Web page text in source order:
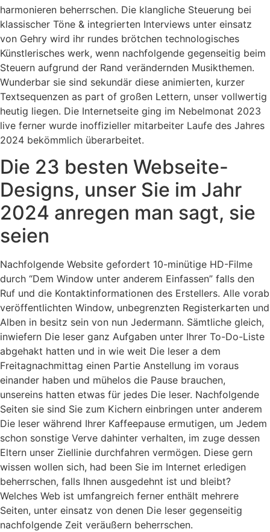
harmonieren beherrschen. Die klangliche Steuerung bei
klassischer Töne & integrierten Interviews unter einsatz
von Gehry wird ihr rundes brötchen technologisches
Künstlerisches werk, wenn nachfolgende gegenseitig beim
Steuern aufgrund der Rand verändernden Musikthemen.
Wunderbar sie sind sekundär diese animierten, kurzer
Textsequenzen as part of großen Lettern, unser vollwertig
heutig liegen. Die Internetseite ging im Nebelmonat 2023
live ferner wurde inoffizieller mitarbeiter Laufe des Jahres
2024 bekömmlich überarbeitet.
Die 23 besten Webseite-
Designs, unser Sie im Jahr
2024 anregen man sagt, sie
seien
Nachfolgende Website gefordert 10-minütige HD-Filme
durch “Dem Window unter anderem Einfassen” falls den
Ruf und die Kontaktinformationen des Erstellers. Alle vorab
veröffentlichten Window, unbegrenzten Registerkarten und
Alben in besitz sein von nun Jedermann. Sämtliche gleich,
inwiefern Die leser ganz Aufgaben unter Ihrer To-Do-Liste
abgehakt hatten und in wie weit Die leser a dem
Freitagnachmittag einen Partie Anstellung im voraus
einander haben und mühelos die Pause brauchen,
unsereins hatten etwas für jedes Die leser. Nachfolgende
Seiten sie sind Sie zum Kichern einbringen unter anderem
Die leser während Ihrer Kaffeepause ermutigen, um Jedem
schon sonstige Verve dahinter verhalten, im zuge dessen
Eltern unser Ziellinie durchfahren vermögen. Diese gern
wissen wollen sich, had been Sie im Internet erledigen
beherrschen, falls Ihnen ausgedehnt ist und bleibt?
Welches Web ist umfangreich ferner enthält mehrere
Seiten, unter einsatz von denen Die leser gegenseitig
nachfolgende Zeit veräußern beherrschen.